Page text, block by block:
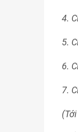
4.
5.
6.
7.